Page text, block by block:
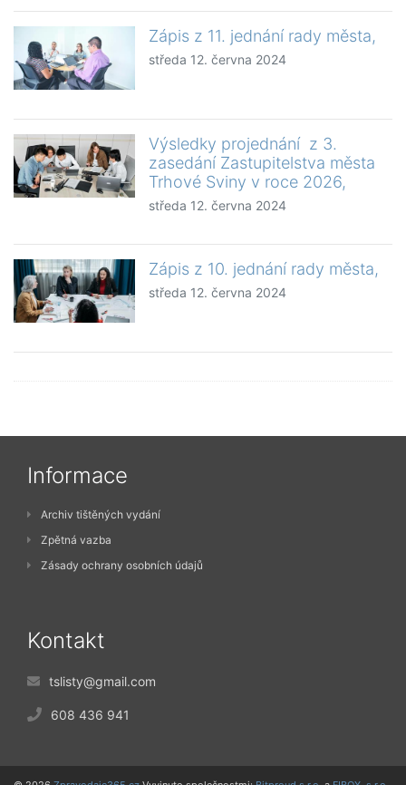
Zápis z 11. jednání rady města,
středa 12. června 2024
Výsledky projednání z 3.
zasedání Zastupitelstva města
Trhové Sviny v roce 2026,
středa 12. června 2024
Zápis z 10. jednání rady města,
středa 12. června 2024
Informace
Archiv tištěných vydání
Zpětná vazba
Zásady ochrany osobních údajů
Kontakt
tslisty@gmail.com
608 436 941